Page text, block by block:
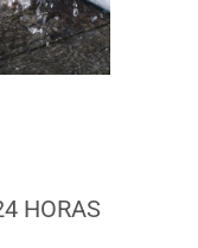
HORAS